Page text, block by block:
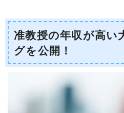
准教授の年収が高い
グを公開！